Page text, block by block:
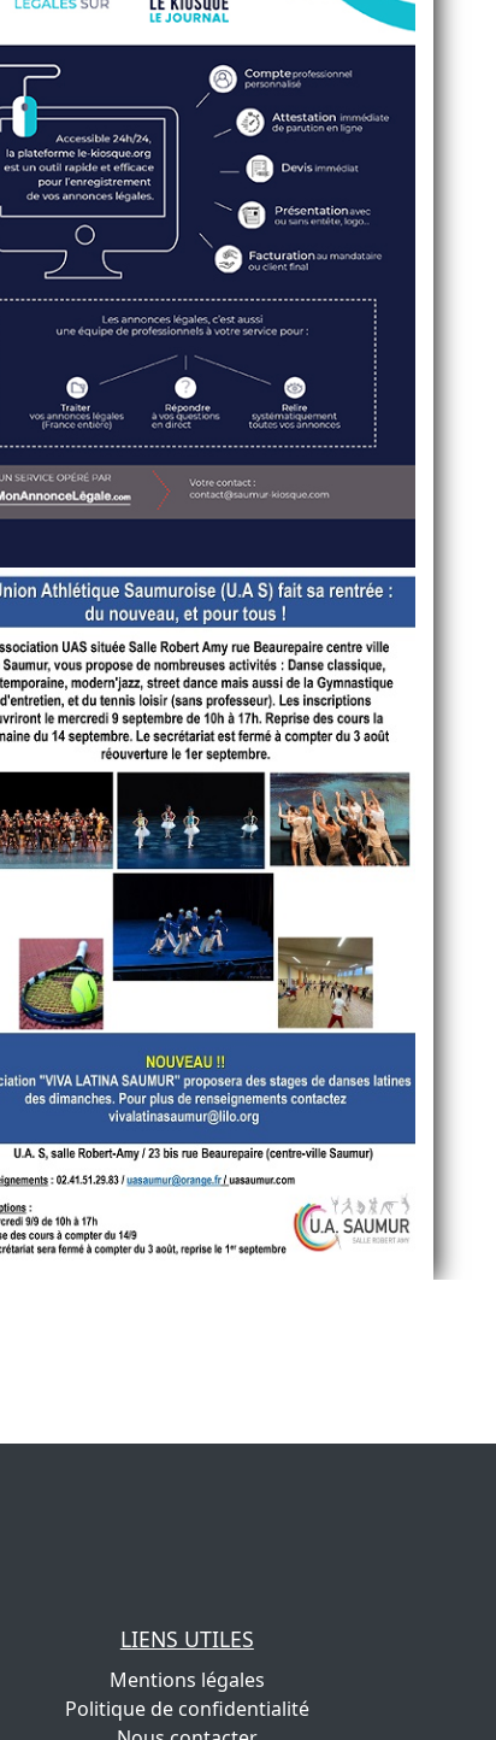
LIENS UTILES
Mentions légales
Politique de confidentialité